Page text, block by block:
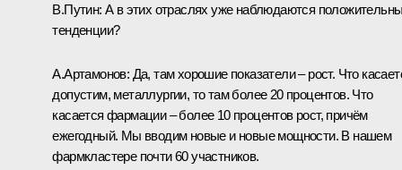
В.Путин: А в этих отраслях уже наблюдаются
тенденции?
А.Артамонов: Да, там хорошие показатели – рост. Что
допустим, металлургии, то там более 20 процентов. Что
касается фармации – более 10 процентов рост, причём
ежегодный. Мы вводим новые и новые мощности. В нашем
фармкластере почти 60 участников.